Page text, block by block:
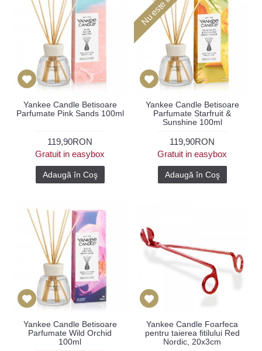
Yankee Candle Betisoare
Parfumate Pink Sands 100ml
119,90RON
Gratuit in easybox
Adaugă în Coş
Yankee Candle Betisoare
Parfumate Starfruit &
Sunshine 100ml
119,90RON
Gratuit in easybox
Adaugă în Coş
Yankee Candle Betisoare
Parfumate Wild Orchid
100ml
Yankee Candle Foarfeca
pentru taierea fitilului Red
Nordic, 20x3cm